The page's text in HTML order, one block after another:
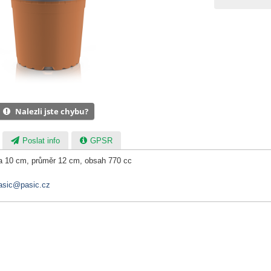
Nalezli jste chybu?
Poslat info GPSR
cm, průměr 12 cm, obsah 770 cc